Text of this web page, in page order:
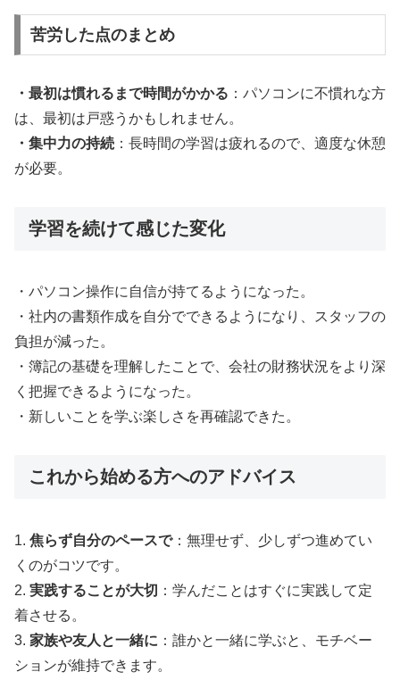
苦労した点のまとめ
・最初は慣れるまで時間がかかる ：パソコンに不慣れな方
は、最初は戸惑うかもしれません。
・集中力の持続 ：長時間の学習は疲れるので、適度な休憩
が必要。
学習を続けて感じた変化
・パソコン操作に自信が持てるようになった。
・社内の書類作成を自分でできるようになり、スタッフの
負担が減った。
・簿記の基礎を理解したことで、会社の財務状況をより深
く把握できるようになった。
・新しいことを学ぶ楽しさを再確認できた。
これから始める方へのアドバイス
1. 焦らず自分のペースで：無理せず、少しずつ進めてい
くのがコツです。
2. 実践することが大切 ：学んだことはすぐに実践して定
着させる。
3. 家族や友人と一緒に ：誰かと一緒に学ぶと、モチベー
ションが維持できます。